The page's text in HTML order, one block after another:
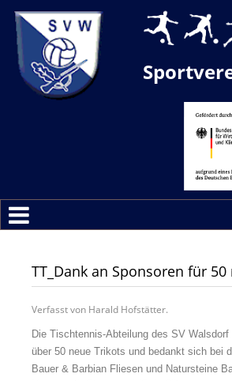
TT_Dank an Sponsoren für
Verfasst von Harald Hofstätter.
Die Tischtennis-Abteilung des SV
über 50 neue Trikots und bedankt sich bei
Bauer & Barbian Fliesen und Natursteine